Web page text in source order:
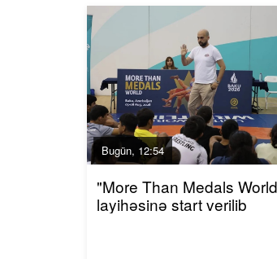
Bugün, 12:54
"More Than Medals
layihəsinə start verilib